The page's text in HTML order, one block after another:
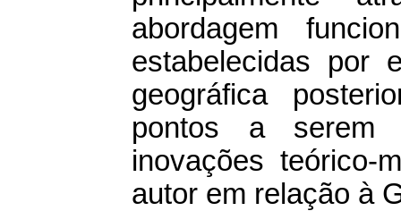
abordagem
estabelecidas por
geográfica
pontos a serem
inovações teórico-
autor em relação à